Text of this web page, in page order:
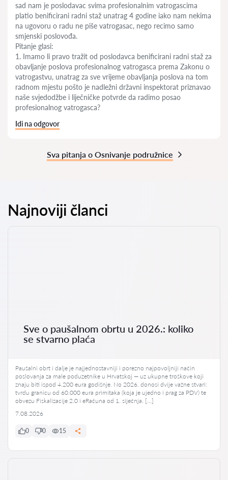
sad nam je poslodavac svima profesionalnim vatrogascima
platio benificirani radni staž unatrag 4 godine iako nam nekima
na ugovoru o radu ne piše vatrogasac, nego recimo samo
smjenski poslovođa.
Pitanje glasi:
1. Imamo li pravo tražit od poslodavca benificirani radni staž za
obavljanje poslova profesionalnog vatrogasca prema Zakonu o
vatrogastvu, unatrag za sve vrijeme obavljanja poslova na tom
radnom mjestu pošto je nadležni državni inspektorat priznavao
naše svjedodžbe i liječničke potvrde da radimo posao
profesionalnog vatrogasca?
Idi na odgovor
Sva pitanja o Osnivanje podružnice
Najnoviji članci
Sve o paušalnom obrtu u 2026.: koliko
se stvarno plaća
Paušalni obrt i dalje je najjednostavniji i porezno najpovoljniji način
poslovanja za male poduzetnike u Hrvatskoj — uz ukupne troškove koji
znaju biti ispod 4.200 eura godišnje. No 2026. donosi dvije važne stvari:
tvrdu granicu od 60.000 eura primitaka (koja je ujedno i prag za PDV) te
obvezu Fiskalizacije 2.0 i eRačuna od 1. siječnja. […]
7.08.2026
0 0 15